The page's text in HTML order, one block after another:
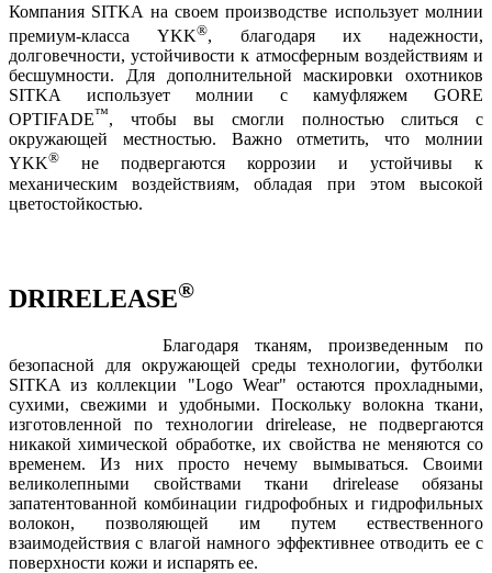
Компания SITKA на своем производстве использует молнии
премиум-класса YKK®, благодаря их надежности,
долговечности, устойчивости к атмосферным воздействиям и
бесшумности. Для дополнительной маскировки охотников
SITKA использует молнии с камуфляжем GORE
OPTIFADE™, чтобы вы смогли полностью слиться с
окружающей местностью. Важно отметить, что молнии
YKK® не подвергаются коррозии и устойчивы к
механическим воздействиям, обладая при этом высокой
цветостойкостью.
DRIRELEASE®
Благодаря тканям, произведенным по
безопасной для окружающей среды технологии, футболки
SITKA из коллекции "Logo Wear" остаются прохладными,
сухими, свежими и удобными. Поскольку волокна ткани,
изготовленной по технологии drirelease, не подвергаются
никакой химической обработке, их свойства не меняются со
временем. Из них просто нечему вымываться. Своими
великолепными свойствами ткани drirelease обязаны
запатентованной комбинации гидрофобных и гидрофильных
волокон, позволяющей им путем ествественного
взаимодействия с влагой намного эффективнее отводить ее с
поверхности кожи и испарять ее.